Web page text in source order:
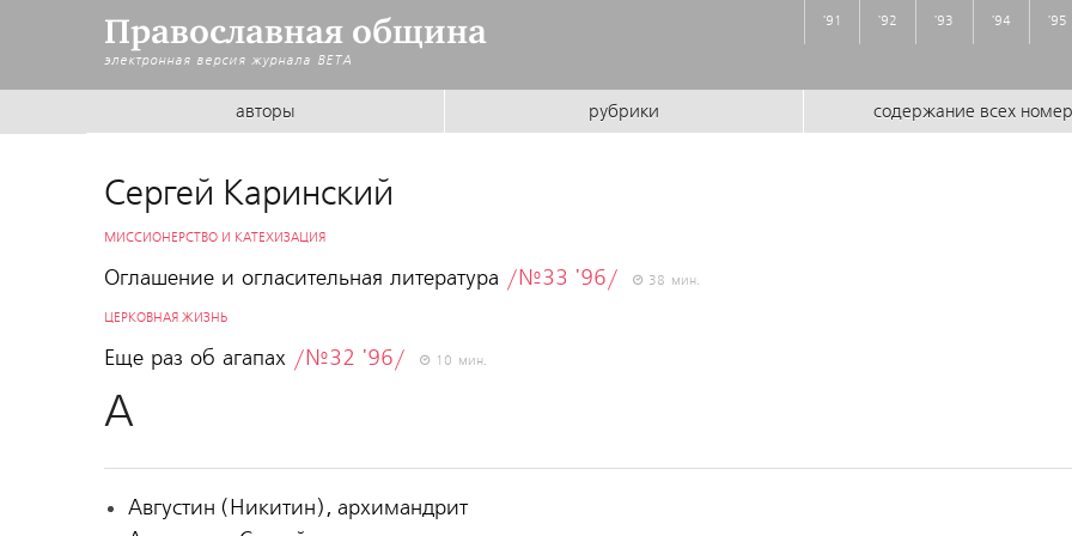
Православная община
электронная версия журнала BETA
'91 '92 '93 '94 '95
авторы рубрики содержание всех
Сергей Каринский
МИССИОНЕРСТВО И КАТЕХИЗАЦИЯ
Оглашение и огласительная литература /№33 '96/ 38 мин.
ЦЕРКОВНАЯ ЖИЗНЬ
Еще раз об агапах /№32 '96/ 10 мин.
А
Августин (Никитин), архимандрит